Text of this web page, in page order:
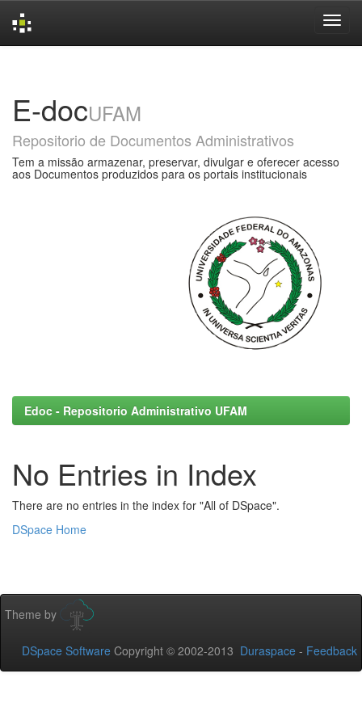
E-docUFAM
Repositorio de Documentos Administrativos
Tem a missão armazenar, preservar, divulgar e oferecer acesso
aos Documentos produzidos para os portais institucionais
Edoc - Repositorio Administrativo UFAM
No Entries in Index
There are no entries in the index for "All of DSpace".
DSpace Home
Theme by
DSpace Software Copyright © 2002-2013 Duraspace - Feedback